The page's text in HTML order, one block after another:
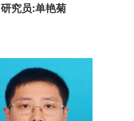
研究员:单艳菊